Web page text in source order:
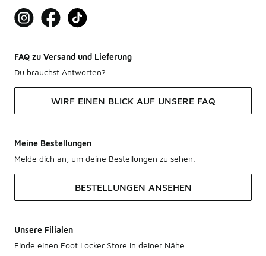
FAQ zu Versand und Lieferung
Du brauchst Antworten?
WIRF EINEN BLICK AUF UNSERE FAQ
Meine Bestellungen
Melde dich an, um deine Bestellungen zu sehen.
BESTELLUNGEN ANSEHEN
Unsere Filialen
Finde einen Foot Locker Store in deiner Nähe.